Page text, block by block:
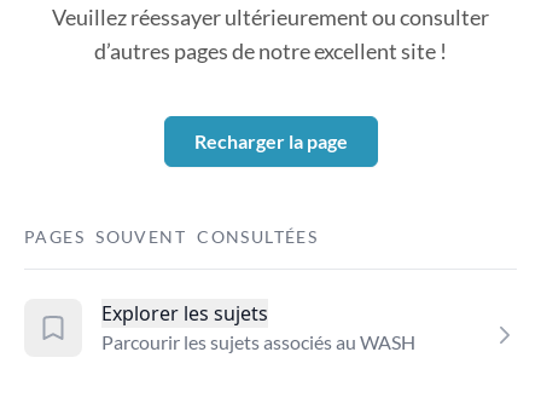
Veuillez réessayer ultérieurement ou consulter
d’autres pages de notre excellent site !
Recharger la page
PAGES SOUVENT CONSULTÉES
Explorer les sujets
Parcourir les sujets associés au WASH